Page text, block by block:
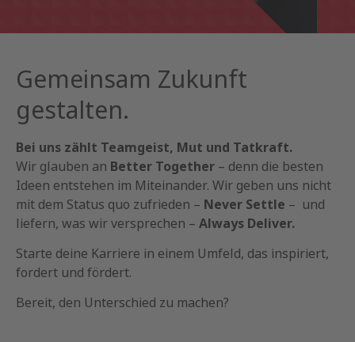
Gemeinsam Zukunft
gestalten.
Bei uns zählt Teamgeist, Mut und Tatkraft.
Wir glauben an Better Together – denn die besten
Ideen entstehen im Miteinander. Wir geben uns nicht
mit dem Status quo zufrieden – Never Settle – und
liefern, was wir versprechen – Always Deliver.
Starte deine Karriere in einem Umfeld, das inspiriert,
fordert und fördert.
Bereit, den Unterschied zu machen?